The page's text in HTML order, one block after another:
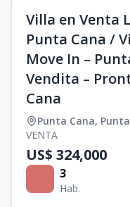
Villa en Venta
Punta Cana /
Move In –
Vendita –
Cana
Punta Cana,
VENTA
US$ 324,000
3
Hab.